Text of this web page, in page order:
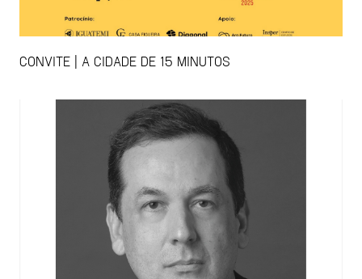
CONVITE | A CIDADE DE 15 MINUTOS